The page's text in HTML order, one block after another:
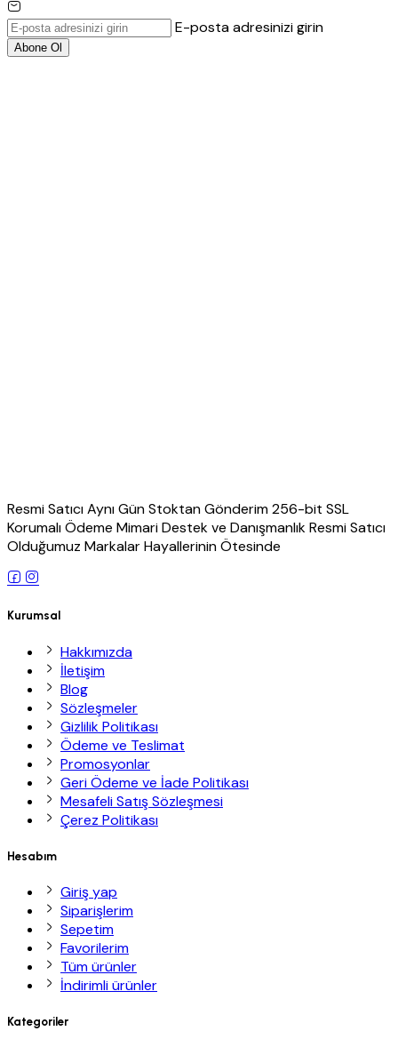
E-posta adresinizi girin
Abone Ol
Resmi Satıcı Aynı Gün Stoktan Gönderim 256-bit SSL
Korumalı Ödeme Mimari Destek ve Danışmanlık Resmi Satıcı
Olduğumuz Markalar Hayallerinin Ötesinde
Kurumsal
Hakkımızda
İletişim
Blog
Sözleşmeler
Gizlilik Politikası
Ödeme ve Teslimat
Promosyonlar
Geri Ödeme ve İade Politikası
Mesafeli Satış Sözleşmesi
Çerez Politikası
Hesabım
Giriş yap
Siparişlerim
Sepetim
Favorilerim
Tüm ürünler
İndirimli ürünler
Kategoriler